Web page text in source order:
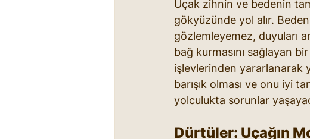
Uçak zihnin ve bedenin
gökyüzünde yol alır.
gözlemleyemez, duyuları
bağ kurmasını sağlayan
işlevlerinden yararlanarak
barışık olması ve onu iyi
yolculukta sorunlar
Dürtüler: Uçağın